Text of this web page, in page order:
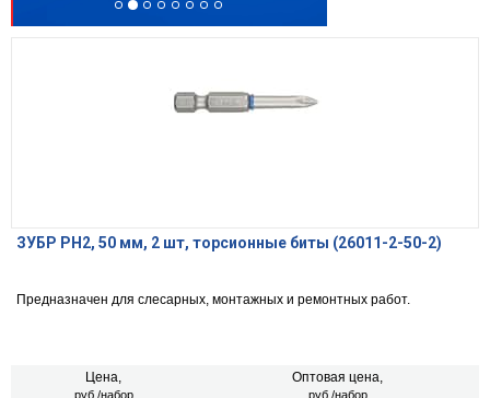
ЗУБР PH2, 50 мм, 2 шт, торсионные биты (26011-2-50-2)
Предназначен для слесарных, монтажных и ремонтных работ.
Цена,
руб./набор
Оптовая цена,
руб./набор